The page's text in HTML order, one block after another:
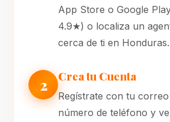
App Store o Google
4.9★) o localiza un
cerca de ti en Honduras.
2 Crea tu Cuenta
Regístrate con tu
número de teléfono y